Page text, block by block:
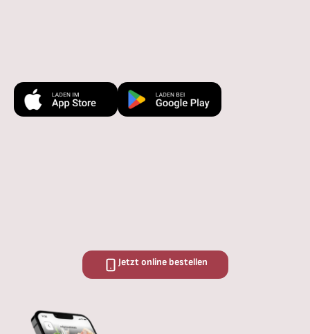
Jetzt online bestellen